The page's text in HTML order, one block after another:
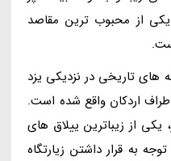
از محبوب ترین مقاصد
های تاریخی در نزدیکی یزد
اردکان واقع شده است.
یکی از زیباترین ییلاق های
به قرار داشتن زیارتگاه